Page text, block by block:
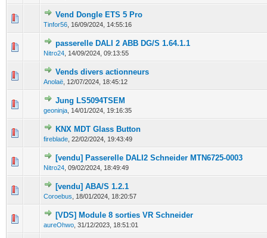
Vend Dongle ETS 5 Pro
Tinfor56 16/09/2024, 14:55:16
0 Votes - 0 sur 5 en moyenne
12 34 5
passerelle DALI 2 ABB DG/S 1.64.1.1
Nitro24 14/09/2024, 09:13:55
0 Votes - 0 sur 5 en moyenne
1234 5
Vends divers actionneurs
Anolaë 12/07/2024, 18:45:12
0 Votes - 0 sur 5 en moyenne
12 345
Jung LS5094TSEM
geoninja 14/01/2024, 19:16:35
0 Votes - 0 sur 5 en moyenne
12345
KNX MDT Glass Button
fireblade 22/02/2024, 19:43:49
1 Votes - 5 sur 5 en moyenne
1234 5
[vendu] Passerelle DALI2 Schneider MTN6725-0003
Nitro24 09/02/2024, 18:49:49
0 Votes - 0 sur 5 en moyenne
12345
[vendu] ABA/S 1.2.1
Coroebus 18/01/2024, 18:20:57
0 Votes - 0 sur 5 en moyenne
123 45
[VDS] Module 8 sorties VR Schneider
aureOhwo 31/12/2023, 18:51:01
0 Votes - 0 sur 5 en moyenne
1234 5